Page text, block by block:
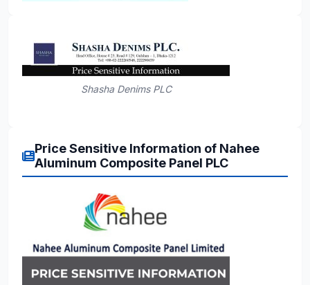
Shasha Denims PLC
Price Sensitive Information of Nahee
Aluminum Composite Panel PLC